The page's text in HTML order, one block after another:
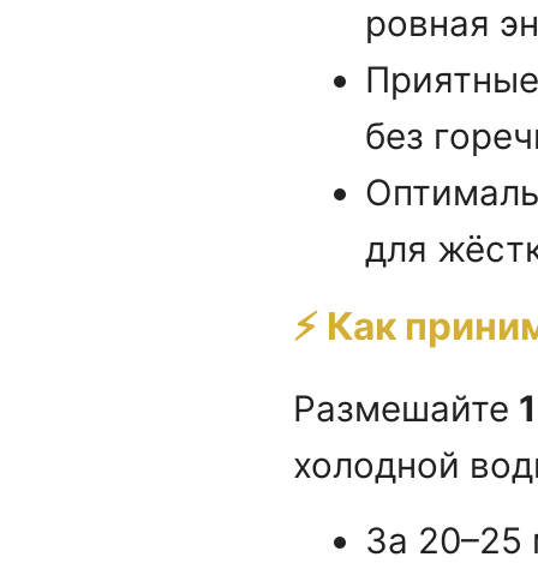
ровная
без
для
⚡ Как
Размешайте
холодной
За